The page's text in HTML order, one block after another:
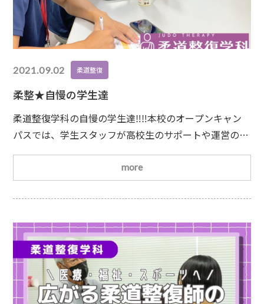
2021.09.02 柔道整復
柔整★自慢の学生達
柔道整復学科の自慢の学生達‼‼本校のオープンキャン
パスでは、学生スタッフが高校生のサポートや運営の補
助をしてくれています。いつも、沢山の柔道整復学科の
学生が手伝ってくれて、誇れる自慢の学生達です。体験
授業では、手取り足取り高校生に分かりやすくサポート
してくれて、質疑応答の時間では、率先して話掛けてく
科の説明をするより、学生の「生の声」を聞ける方が、
more